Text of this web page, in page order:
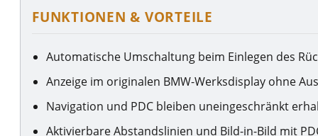
FUNKTIONEN & VORTEILE
Automatische Umschaltung beim Einlegen des
Anzeige im originalen BMW-Werksdisplay ohne
Navigation und PDC bleiben uneingeschränkt
Aktivierbare Abstandslinien und Bild-in-Bild mit